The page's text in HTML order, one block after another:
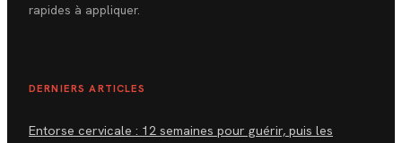
rapides à appliquer.
DERNIERS ARTICLES
Entorse cervicale : 12 semaines pour guérir, puis les